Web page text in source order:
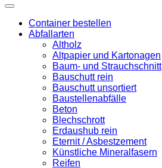
Container bestellen
Abfallarten
Altholz
Altpapier und Kartonagen
Baum- und Strauchschnitt
Bauschutt rein
Bauschutt unsortiert
Baustellenabfälle
Beton
Blechschrott
Erdaushub rein
Eternit / Asbestzement
Künstliche Mineralfasern
Reifen